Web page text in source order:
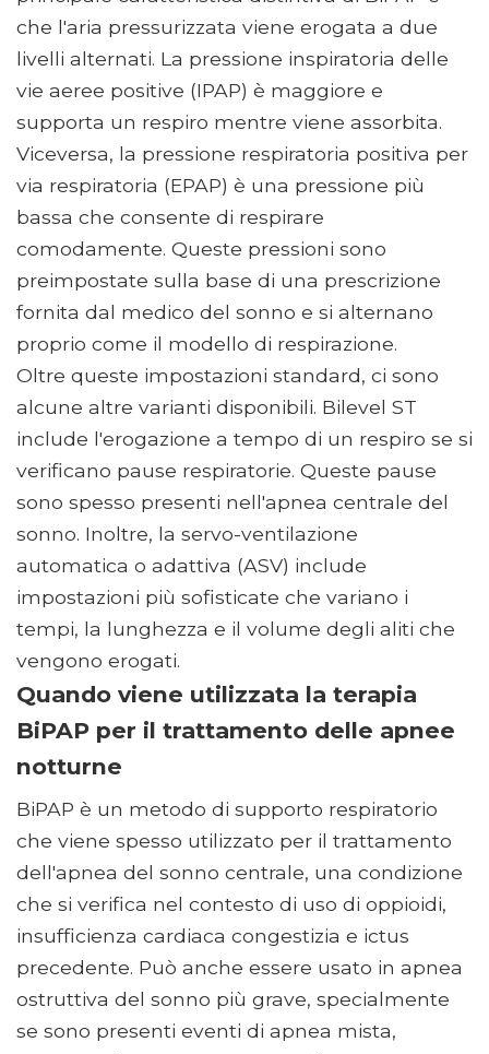
che l'aria pressurizzata viene erogata a due
livelli alternati. La pressione inspiratoria delle
vie aeree positive (IPAP) è maggiore e
supporta un respiro mentre viene assorbita.
Viceversa, la pressione respiratoria positiva per
via respiratoria (EPAP) è una pressione più
bassa che consente di respirare
comodamente. Queste pressioni sono
preimpostate sulla base di una prescrizione
fornita dal medico del sonno e si alternano
proprio come il modello di respirazione.
Oltre queste impostazioni standard, ci sono
alcune altre varianti disponibili. Bilevel ST
include l'erogazione a tempo di un respiro se si
verificano pause respiratorie. Queste pause
sono spesso presenti nell'apnea centrale del
sonno. Inoltre, la servo-ventilazione
automatica o adattiva (ASV) include
impostazioni più sofisticate che variano i
tempi, la lunghezza e il volume degli aliti che
vengono erogati.
Quando viene utilizzata la terapia
BiPAP per il trattamento delle apnee
notturne
BiPAP è un metodo di supporto respiratorio
che viene spesso utilizzato per il trattamento
dell'apnea del sonno centrale, una condizione
che si verifica nel contesto di uso di oppioidi,
insufficienza cardiaca congestizia e ictus
precedente. Può anche essere usato in apnea
ostruttiva del sonno più grave, specialmente
se sono presenti eventi di apnea mista,